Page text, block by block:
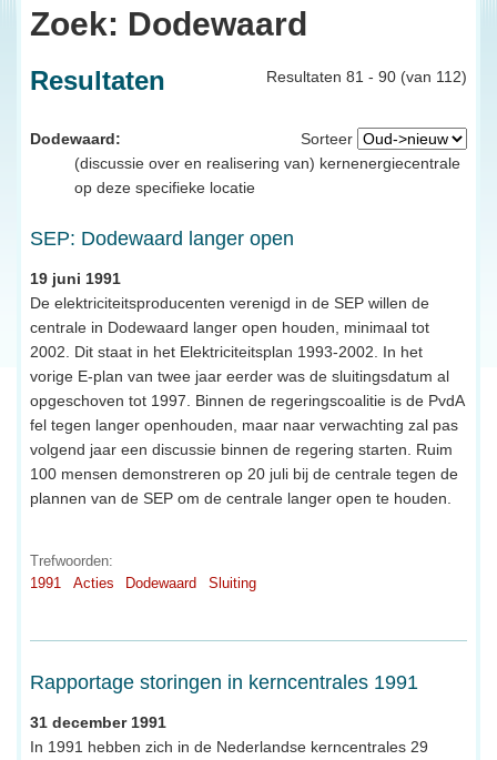
Zoek: Dodewaard
Resultaten 81 - 90 (van 112)
Resultaten
Sorteer
Dodewaard:
(discussie over en realisering van) kernenergiecentrale
op deze specifieke locatie
SEP: Dodewaard langer open
19 juni 1991
De elektriciteitsproducenten verenigd in de SEP willen de
centrale in Dodewaard langer open houden, minimaal tot
2002. Dit staat in het Elektriciteitsplan 1993-2002. In het
vorige E-plan van twee jaar eerder was de sluitingsdatum al
opgeschoven tot 1997. Binnen de regeringscoalitie is de PvdA
fel tegen langer openhouden, maar naar verwachting zal pas
volgend jaar een discussie binnen de regering starten. Ruim
100 mensen demonstreren op 20 juli bij de centrale tegen de
plannen van de SEP om de centrale langer open te houden.
Trefwoorden:
1991
Acties Dodewaard Sluiting
Rapportage storingen in kerncentrales 1991
31 december 1991
In 1991 hebben zich in de Nederlandse kerncentrales 29